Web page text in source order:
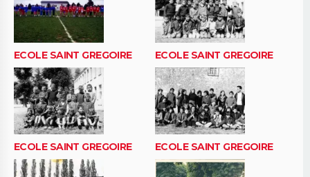
ECOLE SAINT GREGOIRE ECOLE SAINT GREGOIRE
ECOLE SAINT GREGOIRE ECOLE SAINT GREGOIRE